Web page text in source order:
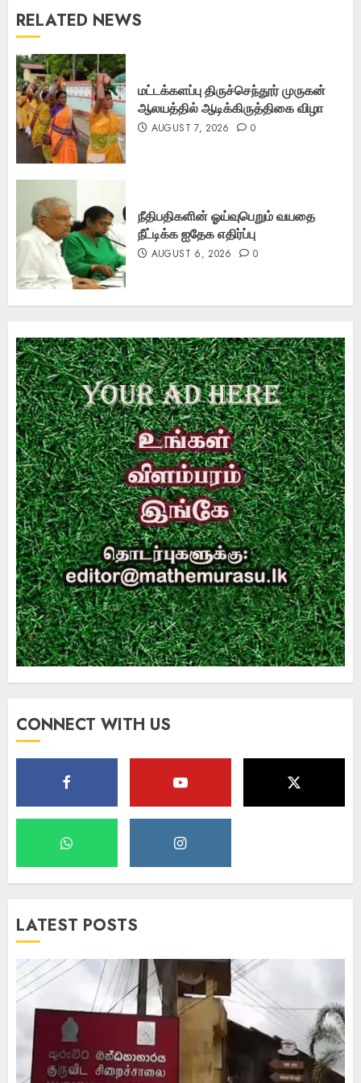
RELATED NEWS
மட்டக்களப்பு திருச்செந்தூர் முருகன்
ஆலயத்தில் ஆடிக்கிருத்திகை விழா
AUGUST 7, 2026 0
நீதிபதிகளின் ஓய்வுபெறும் வயதை
நீட்டிக்க ஐதேக எதிர்ப்பு
AUGUST 6, 2026 0
CONNECT WITH US
LATEST POSTS